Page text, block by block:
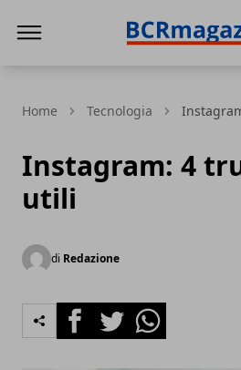
Home Tecnologia
Instagram: 4
utili
di Redazione
FacebookTwitterWhatsapp